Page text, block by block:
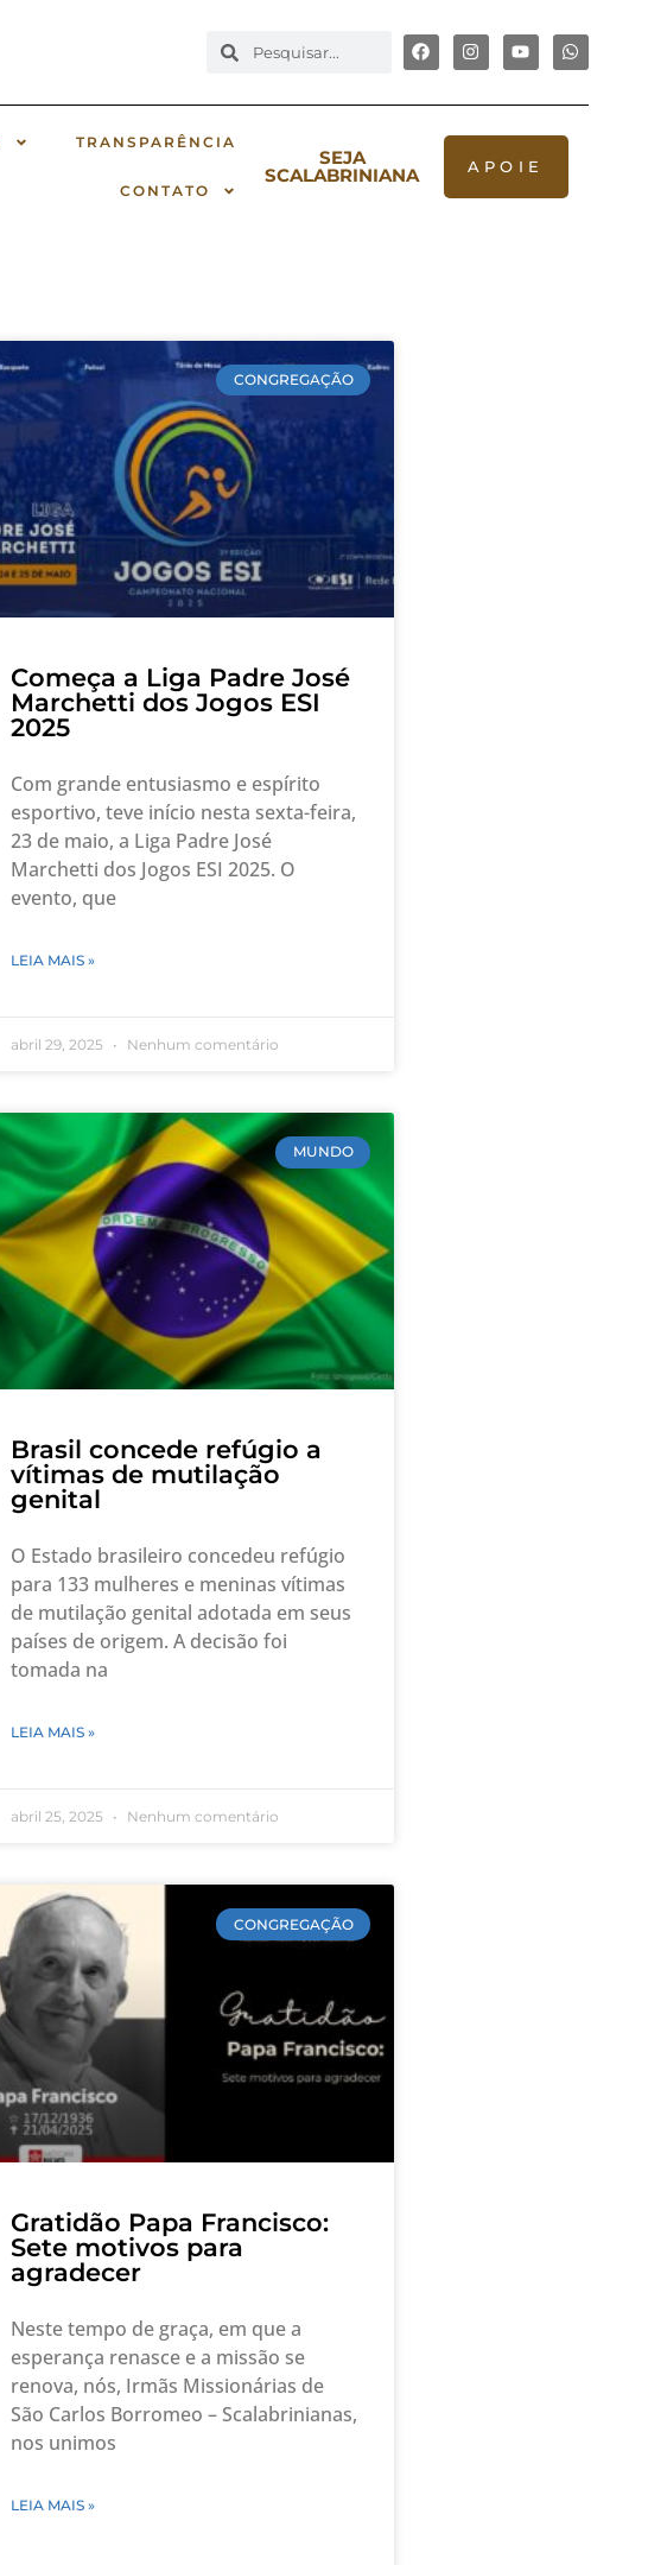
TRANSPARÊNCIA
CONTATO
SEJA
SCALABRINIANA APOIE
CONGREGAÇÃO
Começa a Liga Padre José
Marchetti dos Jogos ESI
2025
Com grande entusiasmo e espírito
esportivo, teve início nesta sexta-feira,
23 de maio, a Liga Padre José
Marchetti dos Jogos ESI 2025. O
evento, que
LEIA MAIS »
abril 29, 2025 Nenhum comentário
MUNDO
Brasil concede refúgio a
vítimas de mutilação
genital
O Estado brasileiro concedeu refúgio
para 133 mulheres e meninas vítimas
de mutilação genital adotada em seus
países de origem. A decisão foi
tomada na
LEIA MAIS »
abril 25, 2025 Nenhum comentário
CONGREGAÇÃO
Gratidão Papa Francisco:
Sete motivos para
agradecer
Neste tempo de graça, em que a
esperança renasce e a missão se
renova, nós, Irmãs Missionárias de
São Carlos Borromeo – Scalabrinianas,
nos unimos
LEIA MAIS »